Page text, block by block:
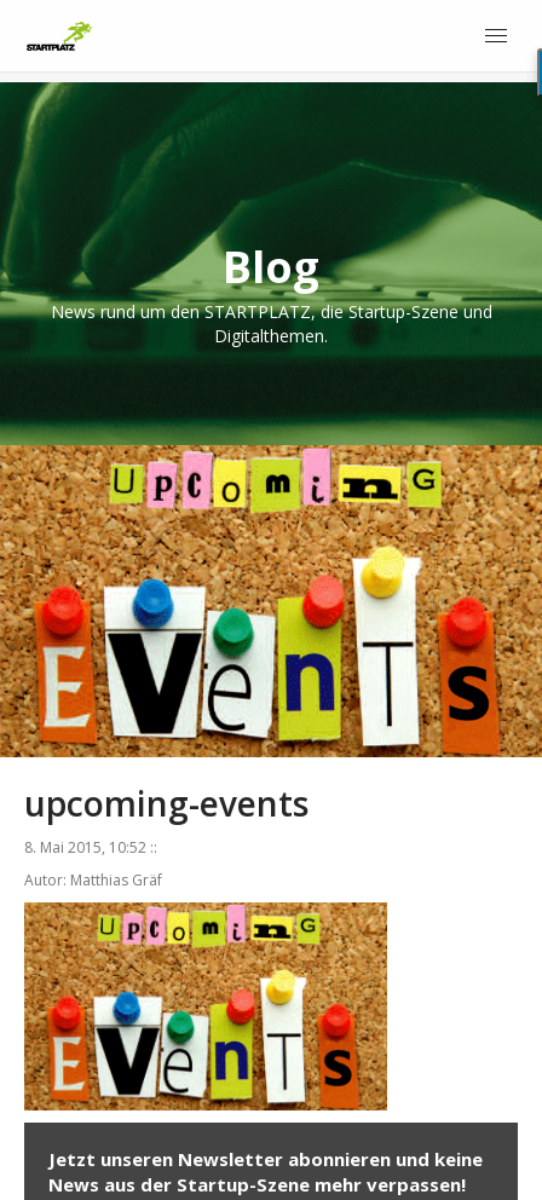
Blog
News rund um den STARTPLATZ, die Startup-Szene und
Digitalthemen.
upcoming-events
8. Mai 2015, 10:52 ::
Autor: Matthias Gräf
Jetzt unseren Newsletter abonnieren und keine
News aus der Startup-Szene mehr verpassen!